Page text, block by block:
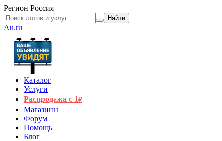
Регион Россия
Найти
Au.ru
Каталог
Услуги
Распродажа с 1₽
Магазины
Форум
Помощь
Блог